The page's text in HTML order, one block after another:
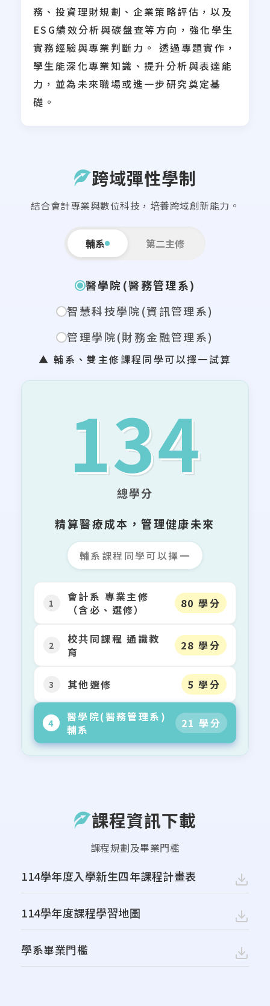
務、投資理財規劃、企業策略評估，以及
ESG績效分析與碳盤查等方向，強化學生
實務經驗與專業判斷力。 透過專題實作，
學生能深化專業知識、提升分析與表達能
力，並為未來職場或進一步研究奠定基
礎。
跨域彈性學制
結合會計專業與數位科技，培養跨域創新能力。
輔系 第二主修
醫學院(醫務管理系)
智慧科技學院(資訊管理系)
管理學院(財務金融管理系)
▲ 輔系、雙主修課程同學可以擇一試算
1
會計系 專業主修
（含必、選修）
80 學分
2
校共同課程 通識教
育
28 學分
3 其他選修 5 學分
4
醫學院(醫務管理系)
輔系
21 學分
134
總學分
精算醫療成本，管理健康未來
輔系課程同學可以擇一
課程資訊下載
課程規劃及畢業門檻
114學年度入學新生四年課程計畫表
114學年度課程學習地圖
學系畢業門檻